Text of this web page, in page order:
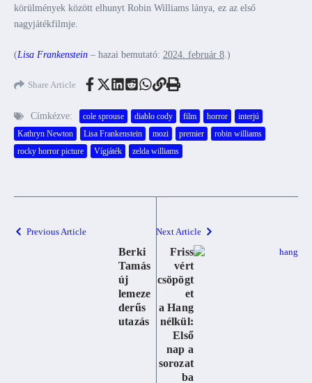
körülmények között elhunyt Robin Williams lánya, ez az első
nagyjátékfilmje.
(Lisa Frankenstein – hazai bemutató: 2024. február 8.)
Share Article
Címkézve: cole sprouse diablo cody film horror
interjú
Kathryn Newton
Lisa Frankenstein mozi premier
robin williams
rocky horror picture
Vígjáték zelda williams
Previous Article
Berki
Tamás
új
lemeze
derűs
utazás
Next Article
Friss
vért
csöpögt
et
a Hang
nélkül:
Első
nap a
sorozat
ba